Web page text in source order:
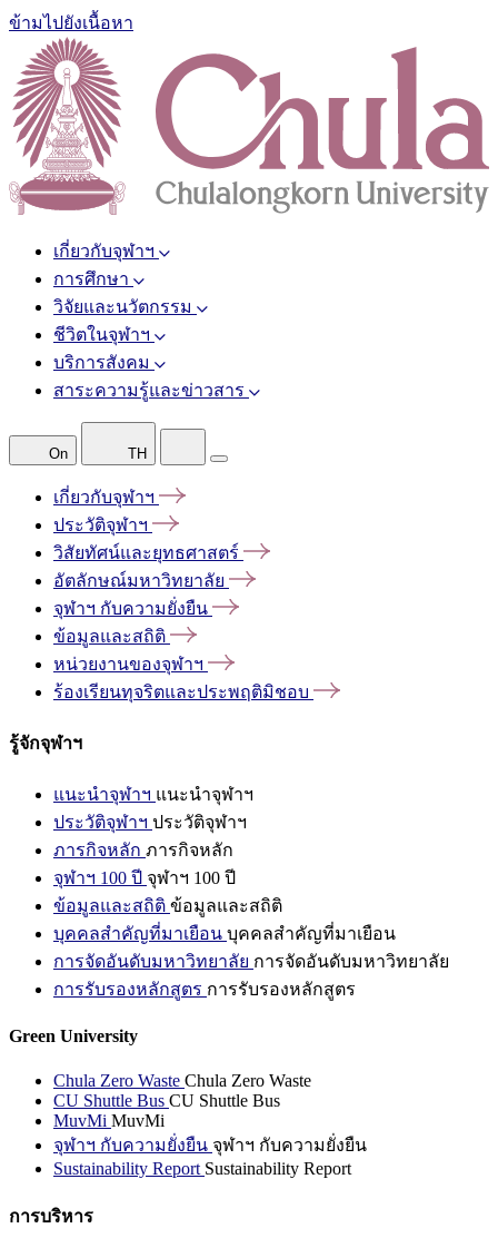
ข้ามไปยังเนื้อหา
เกี่ยวกับจุฬาฯ
การศึกษา
วิจัยและนวัตกรรม
ชีวิตในจุฬาฯ
บริการสังคม
สาระความรู้และข่าวสาร
On TH
เกี่ยวกับจุฬาฯ
ประวัติจุฬาฯ
วิสัยทัศน์และยุทธศาสตร์
อัตลักษณ์มหาวิทยาลัย
จุฬาฯ กับความยั่งยืน
ข้อมูลและสถิติ
หน่วยงานของจุฬาฯ
ร้องเรียนทุจริตและประพฤติมิชอบ
รู้จักจุฬาฯ
แนะนำจุฬาฯ แนะนำจุฬาฯ
ประวัติจุฬาฯ ประวัติจุฬาฯ
ภารกิจหลัก ภารกิจหลัก
จุฬาฯ 100 ปี จุฬาฯ 100 ปี
ข้อมูลและสถิติ ข้อมูลและสถิติ
บุคคลสำคัญที่มาเยือน บุคคลสำคัญที่มาเยือน
การจัดอันดับมหาวิทยาลัย การจัดอันดับมหาวิทยาลัย
การรับรองหลักสูตร การรับรองหลักสูตร
Green University
Chula Zero Waste Chula Zero Waste
CU Shuttle Bus CU Shuttle Bus
MuvMi MuvMi
จุฬาฯ กับความยั่งยืน จุฬาฯ กับความยั่งยืน
Sustainability Report Sustainability Report
การบริหาร